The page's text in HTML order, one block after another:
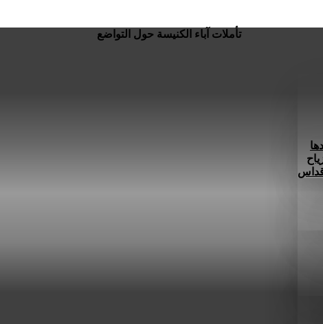
قداس
تأملات آباء الكنيسة حول التواضع